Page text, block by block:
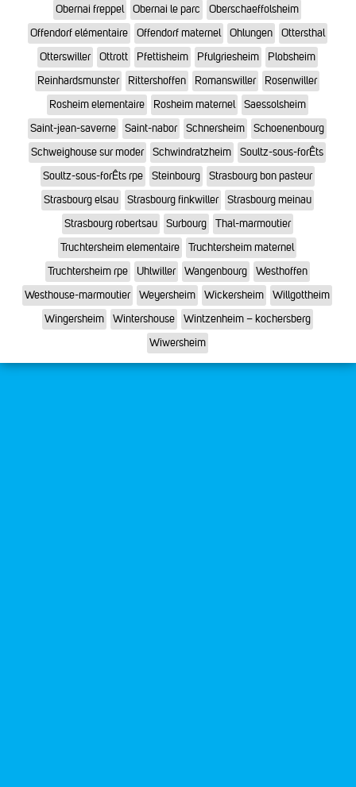
Obernai freppel
Obernai le parc
Oberschaeffolsheim
Offendorf elémentaire
Offendorf maternel Ohlungen
Ottersthal
Otterswiller
Ottrott Pfettisheim Pfulgriesheim
Plobsheim
Reinhardsmunster
Rittershoffen Romanswiller
Rosenwiller
Rosheim elementaire
Rosheim maternel
Saessolsheim
Saint-jean-saverne
Saint-nabor Schnersheim
Schoenenbourg
Schweighouse sur moder
Schwindratzheim
Soultz-sous-forÊts
Soultz-sous-forÊts rpe
Steinbourg
Strasbourg bon pasteur
Strasbourg elsau
Strasbourg finkwiller
Strasbourg meinau
Strasbourg robertsau
Surbourg
Thal-marmoutier
Truchtersheim elementaire
Truchtersheim maternel
Truchtersheim rpe
Uhlwiller Wangenbourg
Westhoffen
Westhouse-marmoutier
Weyersheim Wickersheim
Willgottheim
Wingersheim
Wintershouse
Wintzenheim – kochersberg
Wiwersheim